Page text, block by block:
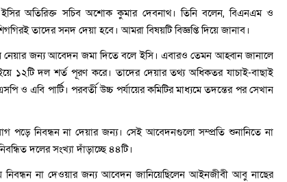
অতিরিক্ত সচিব অশোক কুমার দেবনাথ। তিনি বলেন, বিএনএম ও
তাদের সনদ দেয়া হবে। আমরা বিষয়টি বিজ্ঞপ্তি দিয়ে জানাব।
নেয়ার জন্য আবেদন জমা দিতে বলে ইসি। এবারও তেমন আহ্বান জানালে
১২টি দল শর্ত পূরণ করে। তাদের দেয়ার তথ্য অধিকতর যাচাই-বাছাই
ও এবি পার্টি। পরবর্তী উচ্চ পর্যায়ের কমিটির মাধ্যমে তদন্তের পর সেখান
পড়ে নিবন্ধন না দেয়ার জন্য। সেই আবেদনগুলো সম্প্রতি শুনানিতে না
দলের সংখ্যা দাঁড়াচ্ছে ৪৪টি।
না দেওয়ার জন্য আবেদন জানিয়েছিলেন আইনজীবী আবু নাছের